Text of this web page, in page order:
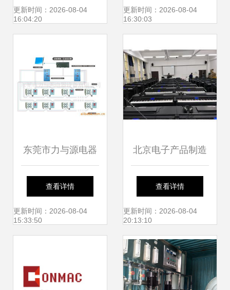
故障检测
更新时间：2026-08-04
16:04:20
制造企业的新兴供
更新时间：2026-08-04
16:30:03
东莞市力与源电器
设备 深耕网络设备
制造，助力数字化
查看详情
更新时间：2026-08-04
15:33:50
北京电子产品制造
设备批发 技术与供
应的双核驱动
查看详情
更新时间：2026-08-04
20:13:10